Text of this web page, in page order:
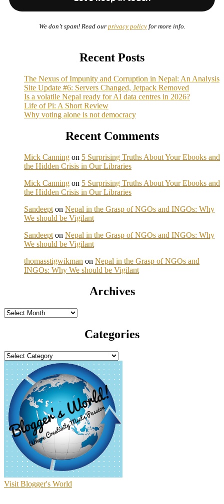
We don’t spam! Read our privacy policyfor more info.
Recent Posts
The Nexus of Impunity and Corruption in Nepal: An Analysis
Site Update #6: Servers Changed, Jetpack Removed
Is a volatile Nepal ready for AI data centres in 2026?
Life of Pi: A Short Review
Why voting alone is not democracy
Recent Comments
Mick Canning on 5 Surprising Truths About Your Ebooks and
the Hidden Crisis in Our Libraries
Mick Canning on 5 Surprising Truths About Your Ebooks and
the Hidden Crisis in Our Libraries
Sandeept on Nepal in the Grasp of NGOs and INGOs: Why
We should be Vigilant
Sandeept on Nepal in the Grasp of NGOs and INGOs: Why
We should be Vigilant
thomasstigwikman on Nepal in the Grasp of NGOs and
INGOs: Why We should be Vigilant
Archives
Archives
Categories
Categories
Visit Blogger's World